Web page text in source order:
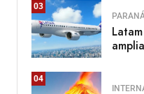
03
04